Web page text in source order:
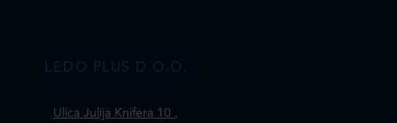
LEDO PLUS D.O.O.
Ulica Julija Knifera 10 ,